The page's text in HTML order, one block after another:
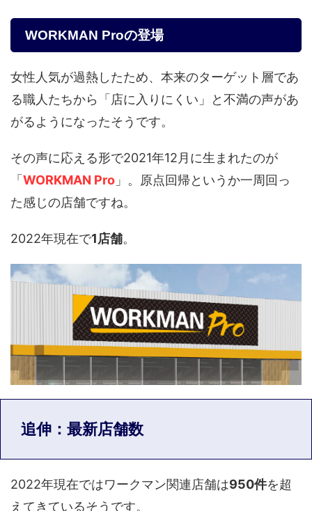
WORKMAN Proの登場
女性人気が過熱したため、本来のターゲット層であ
る職人たちから「店に入りにくい」と不満の声があ
がるようになったそうです。
その声に応える形で2021年12月に生まれたのが
「 WORKMAN Pro 」。原点回帰というか一周回っ
た感じの店舗ですね。
2022年現在で1店舗。
追伸：最新店舗数
2022年現在ではワークマン関連店舗は950件を超
えてきているそうです。